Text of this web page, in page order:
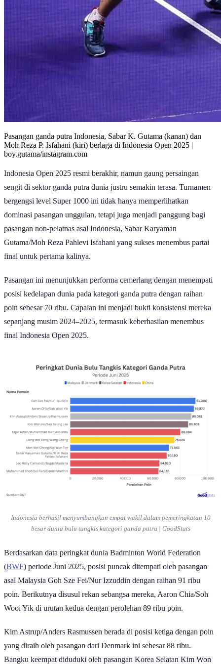
Pasangan ganda putra Indonesia, Sabar K. Gutama (kanan) dan
Moh Reza P. Isfahani (kiri) berlaga di Indonesia Open 2025 |
boy.gutama/instagram.com
Indonesia Open 2025 resmi berakhir, namun gaung persaingan
sengit di sektor ganda putra dunia justru semakin terasa. Turnamen
bergengsi level Super 1000 ini tidak hanya memperlihatkan
dominasi pasangan unggulan, tetapi juga menjadi panggung bagi
pasangan non-pelatnas asal Indonesia, Sabar Karyaman
Gutama/Moh Reza Pahlevi Isfahani yang sukses menembus partai
final untuk pertama kalinya.
Pasangan ini menunjukkan performa cemerlang dengan menempati
posisi kedelapan dunia pada kategori ganda putra dengan raihan
poin sebesar 70 ribu. Capaian ini menjadi bukti konsistensi mereka
sepanjang musim 2024–2025, termasuk keberhasilan menembus
final Indonesia Open 2025.
Indonesia berhasil menyumbangkan empat wakil dalam pemeringkatan 10
besar dunia bulu tangkis kategori ganda putra | GoodStats
Berdasarkan data peringkat dunia Badminton World Federation
(BWF) periode Juni 2025, posisi puncak ditempati oleh pasangan
asal Malaysia Goh Sze Fei/Nur Izzuddin dengan raihan 91 ribu
poin. Berikutnya disusul rekan sebangsa mereka, Aaron Chia/Soh
Wooi Yik di urutan kedua dengan perolehan 89 ribu poin.
Kim Astrup/Anders Rasmussen berada di posisi ketiga dengan poin
yang diraih oleh pasangan dari Denmark ini sebesar 88 ribu.
Bangku keempat diduduki oleh pasangan Korea Selatan Kim Won